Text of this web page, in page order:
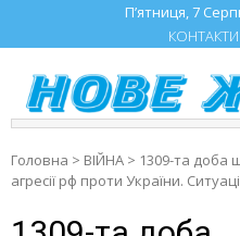
content
П’ятниця, 7
КОНТАКТИ
Головна > ВІЙНА > 1309-та доба
агресії рф проти України.